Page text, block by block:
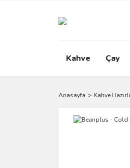
Kahve Çay
Anasayfa Kahve